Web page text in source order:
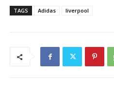
TAGS Adidas liverpool